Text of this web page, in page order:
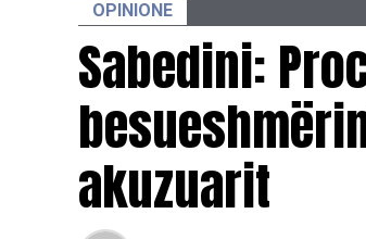
OPINIONE
Sabedini:
akuzuarit